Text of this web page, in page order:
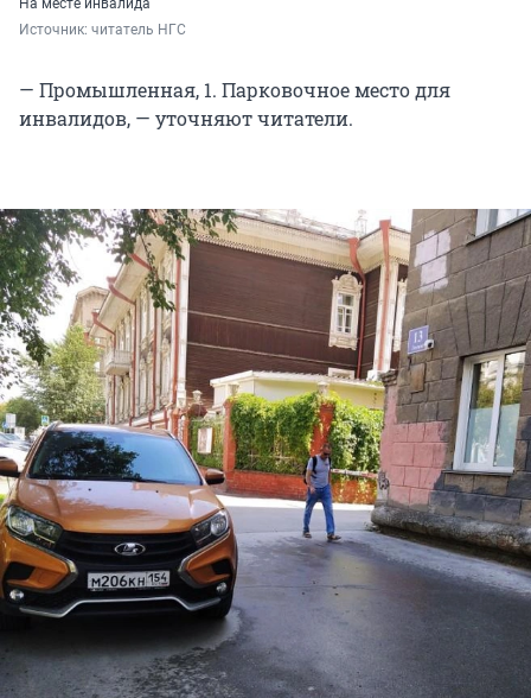
Источник: читатель НГС
— Промышленная, 1. Парковочное место для
инвалидов, — уточняют читатели.